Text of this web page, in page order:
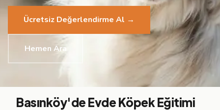
İletişim
Sepetim
Agresiflik &
Ayrılık Kaygısı
Alan Koruma
Bodyguard
Ücretsiz Değerlendirme Al →
Hemen Ara
Basınköy'de Evde Köpek Eğitimi